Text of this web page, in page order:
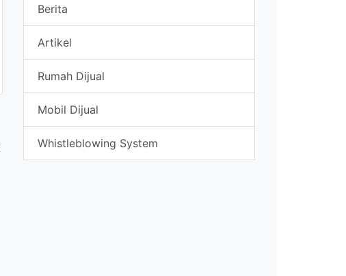
Berita
Artikel
Rumah Dijual
Mobil Dijual
Whistleblowing System